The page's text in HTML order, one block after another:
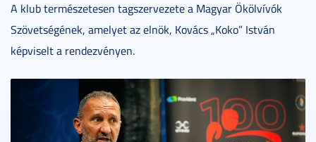
A klub természetesen tagszervezete a Magyar Ökölvívók
Szövetségének, amelyet az elnök, Kovács „Koko” István
képviselt a rendezvényen.